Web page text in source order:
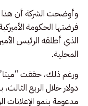
وأوضحت الشركة أن هذا
فرضتها الحكومة
الذي أطلقه الرئيس
المحلية.
مدعومة بنمو الإعلانات